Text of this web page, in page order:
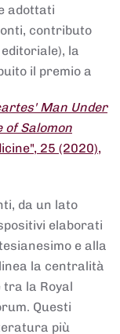
adottati
contributo
la
il premio a
Man Under
Salomon
25 (2020),
da un lato
elaborati
e alla
la centralità
tra la Royal
Questi
più